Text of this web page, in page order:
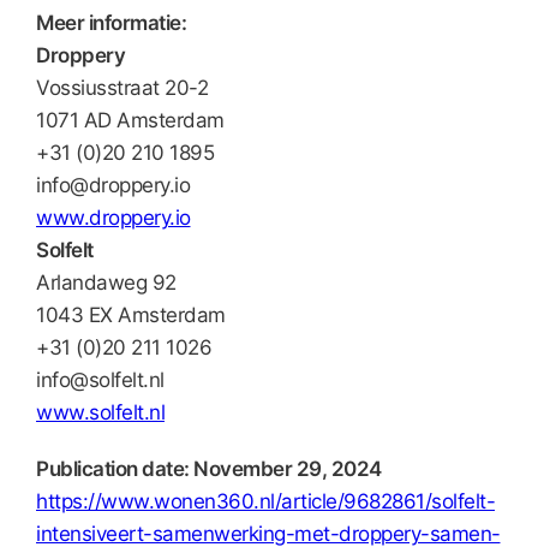
Meer informatie:
Droppery
Vossiusstraat 20-2
1071 AD Amsterdam
+31 (0)20 210 1895
info@droppery.io
www.droppery.io
Solfelt
Arlandaweg 92
1043 EX Amsterdam
+31 (0)20 211 1026
info@solfelt.nl
www.solfelt.nl
Publication date: November 29, 2024
https://www.wonen360.nl/article/9682861/solfelt-
intensiveert-samenwerking-met-droppery-samen-